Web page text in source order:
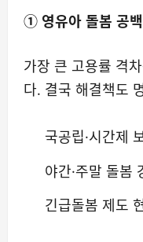
① 영유아 돌봄 공
가장 큰 고용률 격
다. 결국 해결책도
국공립·시간제
야간·주말 돌봄
긴급돌봄 제도